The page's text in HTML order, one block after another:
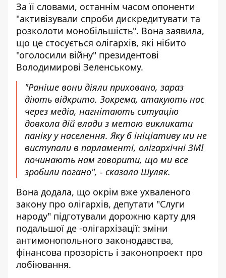
За її словами, останнім часом опоненти
"активізували спроби дискредитувати та
розколоти монобільшість". Вона заявила,
що це стосується олігархів, які нібито
"оголосили війну" президентові
Володимирові Зеленському.
"Раніше вони діяли приховано, зараз
діють відкрито. Зокрема, атакують нас
через медіа, нагнітають ситуацію
довкола дій влади з метою викликати
паніку у населення. Яку б ініціативу ми не
виступали в парламенті, олігархічні ЗМІ
починають нам говорити, що ми все
зробили погано", - сказала Шуляк.
Вона додала, що окрім вже ухваленого
закону про олігархів, депутати "Слуги
народу" підготували дорожню карту для
подальшої де -олігархізації: зміни
антимонопольного законодавства,
фінансова прозорість і законопроект про
лобіювання.